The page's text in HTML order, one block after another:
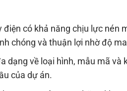
điện có khả năng chịu lực nén
chóng và thuận lợi nhờ độ
dạng về loại hình, mẫu mã và
của dự án.